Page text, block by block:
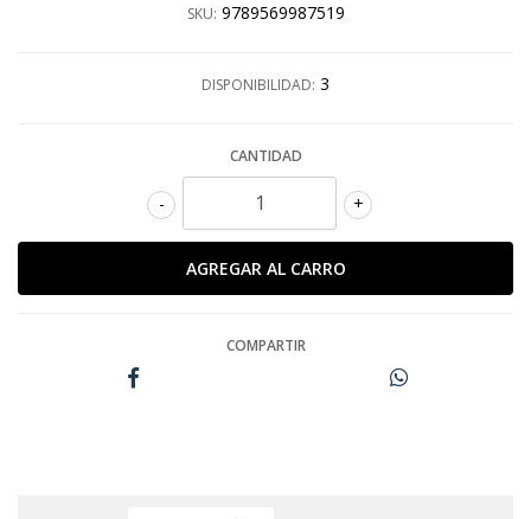
SKU: 9789569987519
DISPONIBILIDAD: 3
CANTIDAD
+
-
COMPARTIR